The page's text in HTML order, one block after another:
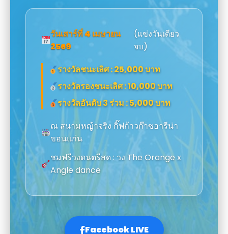
วันเสาร์ที่ 4 เมษายน
2569
(แข่งวันเดียว
จบ)
รางวัลชนะเลิศ : 25,000 บาท
รางวัลรองชนะเลิศ : 10,000 บาท
รางวัลอันดับ 3 ร่วม : 5,000 บาท
ณ สนามหญ้าจริง กิ๊ฟก้าวก๊าซอารีน่า
ขอนแก่น
ชมฟรีวงดนตรีสด : วง The Orange x
Angle dance
Facebook LIVE